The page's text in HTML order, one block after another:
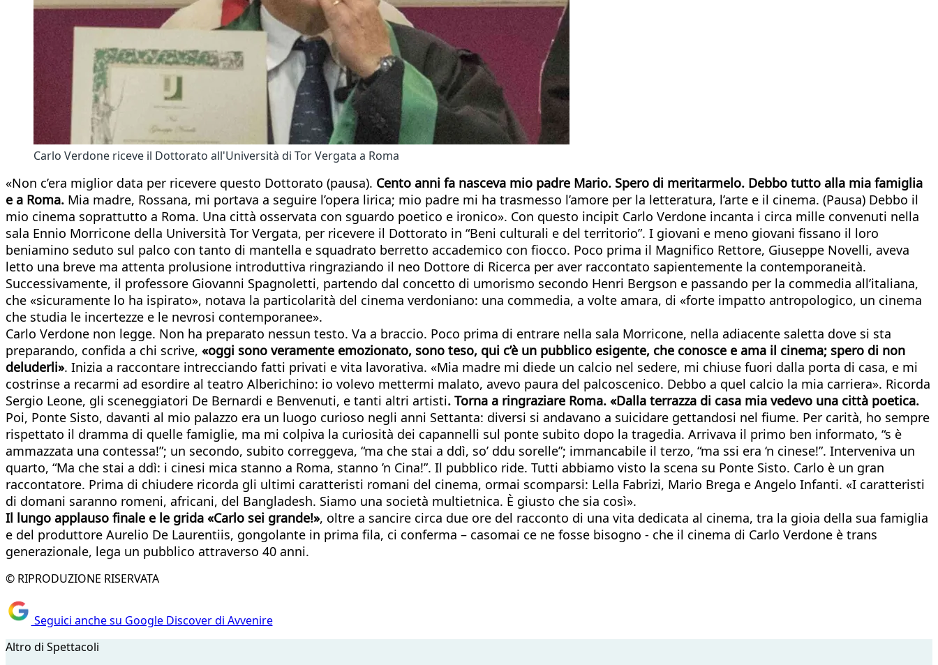
Carlo Verdone riceve il Dottorato all'Università di Tor Vergata a Roma
«Non c’era miglior data per ricevere questo Dottorato (pausa). Cento anni fa nasceva mio padre Mario. Spero di meritarmelo. Debbo tutto alla mia famiglia
e a Roma. Mia madre, Rossana, mi portava a seguire l’opera lirica; mio padre mi ha trasmesso l’amore per la letteratura, l’arte e il cinema. (Pausa) Debbo il
mio cinema soprattutto a Roma. Una città osservata con sguardo poetico e ironico». Con questo incipit Carlo Verdone incanta i circa mille convenuti nella
sala Ennio Morricone della Università Tor Vergata, per ricevere il Dottorato in “Beni culturali e del territorio”. I giovani e meno giovani fissano il loro
beniamino seduto sul palco con tanto di mantella e squadrato berretto accademico con fiocco. Poco prima il Magnifico Rettore, Giuseppe Novelli, aveva
letto una breve ma attenta prolusione introduttiva ringraziando il neo Dottore di Ricerca per aver raccontato sapientemente la contemporaneità.
Successivamente, il professore Giovanni Spagnoletti, partendo dal concetto di umorismo secondo Henri Bergson e passando per la commedia all’italiana,
che «sicuramente lo ha ispirato», notava la particolarità del cinema verdoniano: una commedia, a volte amara, di «forte impatto antropologico, un cinema
che studia le incertezze e le nevrosi contemporanee».
Carlo Verdone non legge. Non ha preparato nessun testo. Va a braccio. Poco prima di entrare nella sala Morricone, nella adiacente saletta dove si sta
preparando, confida a chi scrive, «oggi sono veramente emozionato, sono teso, qui c’è un pubblico esigente, che conosce e ama il cinema; spero di non
deluderli». Inizia a raccontare intrecciando fatti privati e vita lavorativa. «Mia madre mi diede un calcio nel sedere, mi chiuse fuori dalla porta di casa, e mi
costrinse a recarmi ad esordire al teatro Alberichino: io volevo mettermi malato, avevo paura del palcoscenico. Debbo a quel calcio la mia carriera». Ricorda
Sergio Leone, gli sceneggiatori De Bernardi e Benvenuti, e tanti altri artisti. Torna a ringraziare Roma. «Dalla terrazza di casa mia vedevo una città poetica.
Poi, Ponte Sisto, davanti al mio palazzo era un luogo curioso negli anni Settanta: diversi si andavano a suicidare gettandosi nel fiume. Per carità, ho sempre
rispettato il dramma di quelle famiglie, ma mi colpiva la curiosità dei capannelli sul ponte subito dopo la tragedia. Arrivava il primo ben informato, “s è
ammazzata una contessa!”; un secondo, subito correggeva, “ma che stai a ddì, so’ ddu sorelle”; immancabile il terzo, “ma ssi era ‘n cinese!”. Interveniva un
quarto, “Ma che stai a ddì: i cinesi mica stanno a Roma, stanno ’n Cina!”. Il pubblico ride. Tutti abbiamo visto la scena su Ponte Sisto. Carlo è un gran
raccontatore. Prima di chiudere ricorda gli ultimi caratteristi romani del cinema, ormai scomparsi: Lella Fabrizi, Mario Brega e Angelo Infanti. «I caratteristi
di domani saranno romeni, africani, del Bangladesh. Siamo una società multietnica. È giusto che sia così».
Il lungo applauso finale e le grida «Carlo sei grande!», oltre a sancire circa due ore del racconto di una vita dedicata al cinema, tra la gioia della sua famiglia
e del produttore Aurelio De Laurentiis, gongolante in prima fila, ci conferma – casomai ce ne fosse bisogno - che il cinema di Carlo Verdone è trans
generazionale, lega un pubblico attraverso 40 anni.
© RIPRODUZIONE RISERVATA
Seguici anche su Google Discover di Avvenire
Altro di Spettacoli